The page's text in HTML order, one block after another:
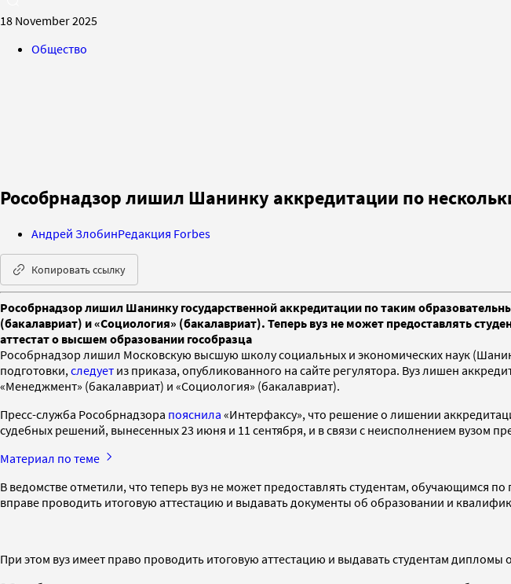
18 November 2025
Общество
Рособрнадзор лишил Шанинку аккредитации по
Андрей ЗлобинРедакция Forbes
Копировать ссылку
Рособрнадзор лишил Шанинку государственной аккредитации по таким
(бакалавриат) и «Социология» (бакалавриат). Теперь вуз не может предоставлять
аттестат о высшем образовании гособразца
Рособрнадзор лишил Московскую высшую школу социальных и экономических наук
подготовки, следует из приказа, опубликованного на сайте регулятора. Вуз лишен
«Менеджмент» (бакалавриат) и «Социология» (бакалавриат).
Пресс-служба Рособрнадзора пояснила «Интерфаксу», что решение о лишении
судебных решений, вынесенных 23 июня и 11 сентября, и в связи с неисполнением вузом
Материал по теме
В ведомстве отметили, что теперь вуз не может предоставлять студентам,
вправе проводить итоговую аттестацию и выдавать документы об образовании и
При этом вуз имеет право проводить итоговую аттестацию и выдавать студентам